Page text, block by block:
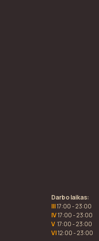
Darbo laikas:
III17:00 - 23:00
IV17:00 - 23:00
V 17:00 - 23:00
VI12:00 - 23:00